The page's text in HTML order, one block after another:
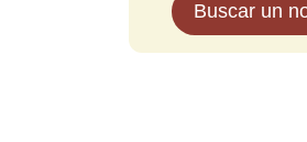
Buscar un